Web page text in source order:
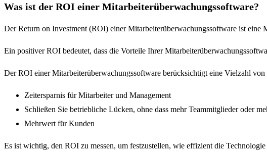
Was ist der ROI einer Mitarbeiterüberwachungssoftware?
Der Return on Investment (ROI) einer Mitarbeiterüberwachungssoftware ist
Ein positiver ROI bedeutet, dass die Vorteile Ihrer
Der ROI einer Mitarbeiterüberwachungssoftware berücksichtigt eine Vielzahl
Zeitersparnis für Mitarbeiter und Management
Schließen Sie betriebliche Lücken, ohne dass mehr Teammitglieder oder
Mehrwert für Kunden
Es ist wichtig, den ROI zu messen, um festzustellen, wie effizient die